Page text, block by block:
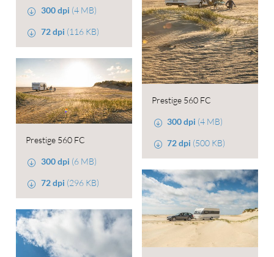
300 dpi (4 MB)
72 dpi (116 KB)
Prestige 560 FC
300 dpi (4 MB)
72 dpi (500 KB)
Prestige 560 FC
300 dpi (6 MB)
72 dpi (296 KB)